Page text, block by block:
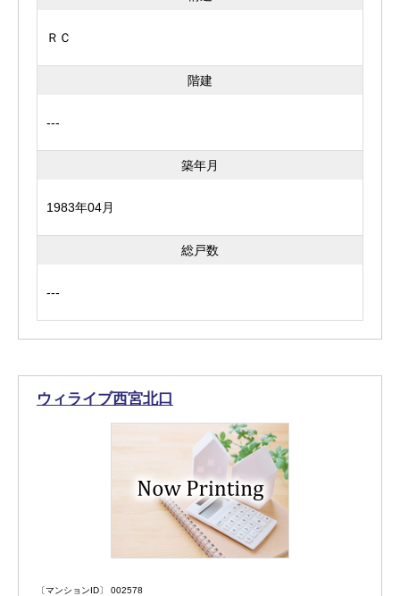
ＲＣ
階建
---
築年月
1983年04月
総戸数
---
ウィライブ西宮北口
〔マンションID〕 002578